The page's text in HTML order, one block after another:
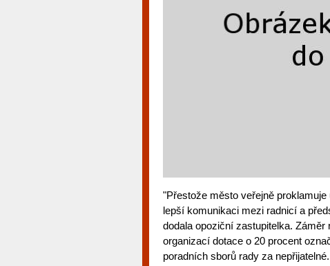
"Přestože město veřejně
lepší komunikaci mezi radnicí a
dodala opoziční zastupitelka.
organizací dotace o 20 procent
poradních sborů rady za nepřijatelné.